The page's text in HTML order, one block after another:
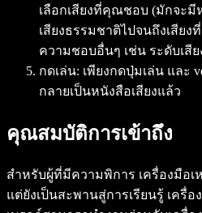
เลือกเสียงที่คุณชอบ (มักจะมี
เสียงธรรมชาติไปจนถึงเสียง
ความชอบอื่นๆ เช่น ระดับเสีย
กดเล่น: เพียงกดปุ่มเล่น และ
กลายเป็นหนังสือเสียงแล้ว
คุณสมบัติการเข้าถึง
สำหรับผู้ที่มีความพิการ เครื่องมือเ
แต่ยังเป็นสะพานสู่การเรียนรู้ เครื่